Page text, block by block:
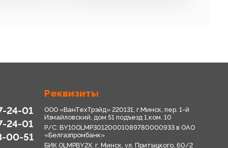
24-01
24-01
00-51
Реквизиты
ООО «ВанТехТрэйд» 220131, г.Минск, пер. 1-й
Измайловский, дом 51 подъезд 1,ком. 10
Р/С: BY10OLMP30120001089780000933 в OАО
«Белгазпромбанк»
БИК OLMPBY2X. г. Минск, ул. Притыцкого, 60/2